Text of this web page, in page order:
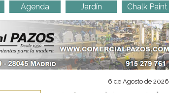
Agenda Jardín Chalk Paint
6 de Agosto de 2026